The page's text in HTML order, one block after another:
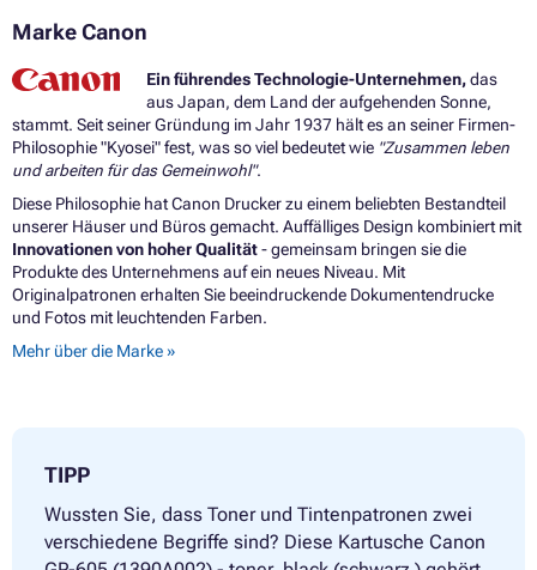
Marke Canon
Ein führendes Technologie-Unternehmen,das
aus Japan, dem Land der aufgehenden Sonne,
stammt. Seit seiner Gründung im Jahr 1937 hält es an seiner Firmen-
Philosophie "Kyosei" fest, was so viel bedeutet wie "Zusammen leben
und arbeiten für das Gemeinwohl".
Diese Philosophie hat Canon Drucker zu einem beliebten Bestandteil
unserer Häuser und Büros gemacht. Auffälliges Design kombiniert mit
Innovationen von hoher Qualität- gemeinsam bringen sie die
Produkte des Unternehmens auf ein neues Niveau. Mit
Originalpatronen erhalten Sie beeindruckende Dokumentendrucke
und Fotos mit leuchtenden Farben.
Mehr über die Marke »
TIPP
Wussten Sie, dass Toner und Tintenpatronen zwei
verschiedene Begriffe sind? Diese Kartusche Canon